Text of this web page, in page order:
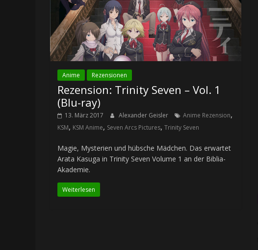
Anime Rezensionen
Rezension: Trinity Seven – Vol. 1
(Blu-ray)
13. März 2017 Alexander Geisler Anime Rezension,
KSM, KSM Anime, Seven Arcs Pictures, Trinity Seven
Magie, Mysterien und hübsche Mädchen. Das erwartet
Arata Kasuga in Trinity Seven Volume 1 an der Biblia-
Akademie.
Weiterlesen